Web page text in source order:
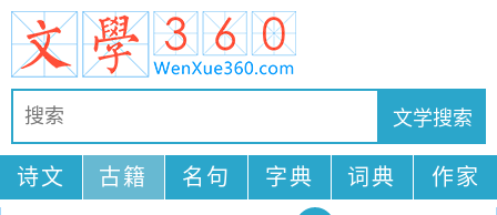
诗文 古籍 名句 字典 词典 作家